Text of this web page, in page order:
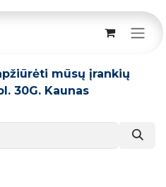
mūsų įrankių
30G. Kaunas